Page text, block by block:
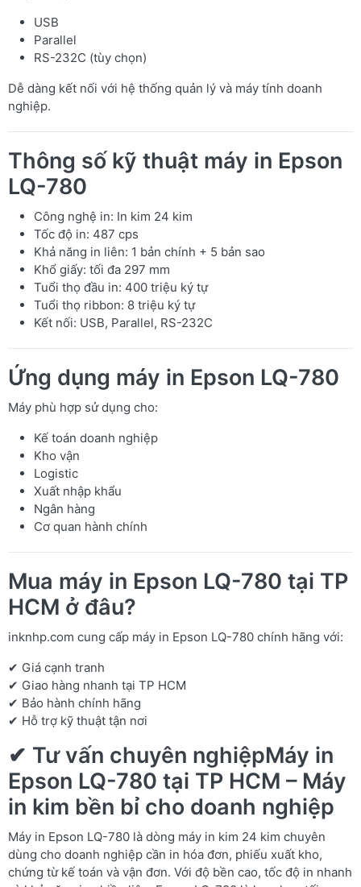
USB
Parallel
RS-232C (tùy chọn)
Dễ dàng kết nối với hệ thống quản lý và máy tính doanh
nghiệp.
Thông số kỹ thuật máy in Epson
LQ-780
Công nghệ in: In kim 24 kim
Tốc độ in: 487 cps
Khả năng in liên: 1 bản chính + 5 bản sao
Khổ giấy: tối đa 297 mm
Tuổi thọ đầu in: 400 triệu ký tự
Tuổi thọ ribbon: 8 triệu ký tự
Kết nối: USB, Parallel, RS-232C
Ứng dụng máy in Epson LQ-780
Máy phù hợp sử dụng cho:
Kế toán doanh nghiệp
Kho vận
Logistic
Xuất nhập khẩu
Ngân hàng
Cơ quan hành chính
Mua máy in Epson LQ-780 tại TP
HCM ở đâu?
inknhp.com cung cấp máy in Epson LQ-780 chính hãng với:
✔ Giá cạnh tranh
✔ Giao hàng nhanh tại TP HCM
✔ Bảo hành chính hãng
✔ Hỗ trợ kỹ thuật tận nơi
✔ Tư vấn chuyên nghiệpMáy in
Epson LQ-780 tại TP HCM – Máy
in kim bền bỉ cho doanh nghiệp
Máy in Epson LQ-780 là dòng máy in kim 24 kim chuyên
dùng cho doanh nghiệp cần in hóa đơn, phiếu xuất kho,
chứng từ kế toán và vận đơn. Với độ bền cao, tốc độ in nhanh